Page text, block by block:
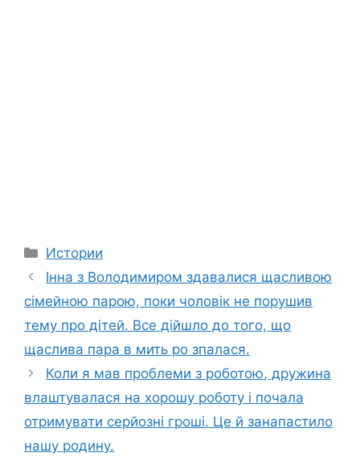
Categories
Истории
Інна з Володимиром здавалися щасливою
сімейною парою, поки чоловік не порушив
тему про дітей. Все дійшло до того, що
щаслива пара в мить ро зпалася.
Коли я мав проблеми з роботою, дружина
влаштувалася на хорошу роботу і почала
отримувати серйозні гроші. Це й занапастило
нашу родину.